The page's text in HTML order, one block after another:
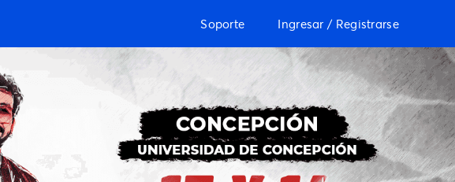
Soporte Ingresar / Registrarse